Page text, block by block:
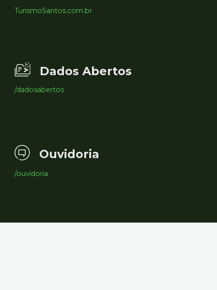
TurismoSantos.com.br
Dados Abertos
/dadosabertos
Ouvidoria
/ouvidoria